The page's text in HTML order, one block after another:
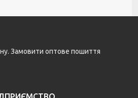
Замовити оптове пошиття